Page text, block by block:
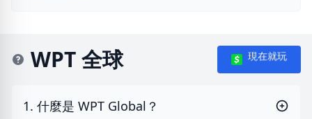
WPT 全球 現在就玩
1. 什麼是 WPT Global？